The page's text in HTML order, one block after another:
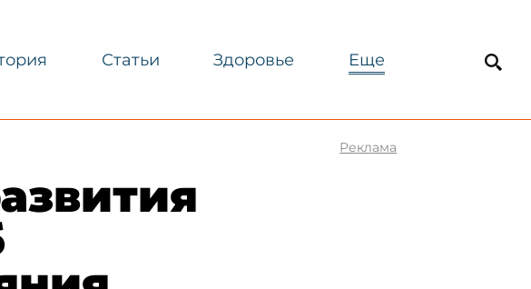
Статьи Здоровье Еще
Реклама